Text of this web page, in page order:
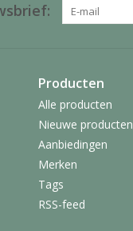
Producten
Alle producten
Nieuwe producten
Aanbiedingen
Merken
Tags
RSS-feed